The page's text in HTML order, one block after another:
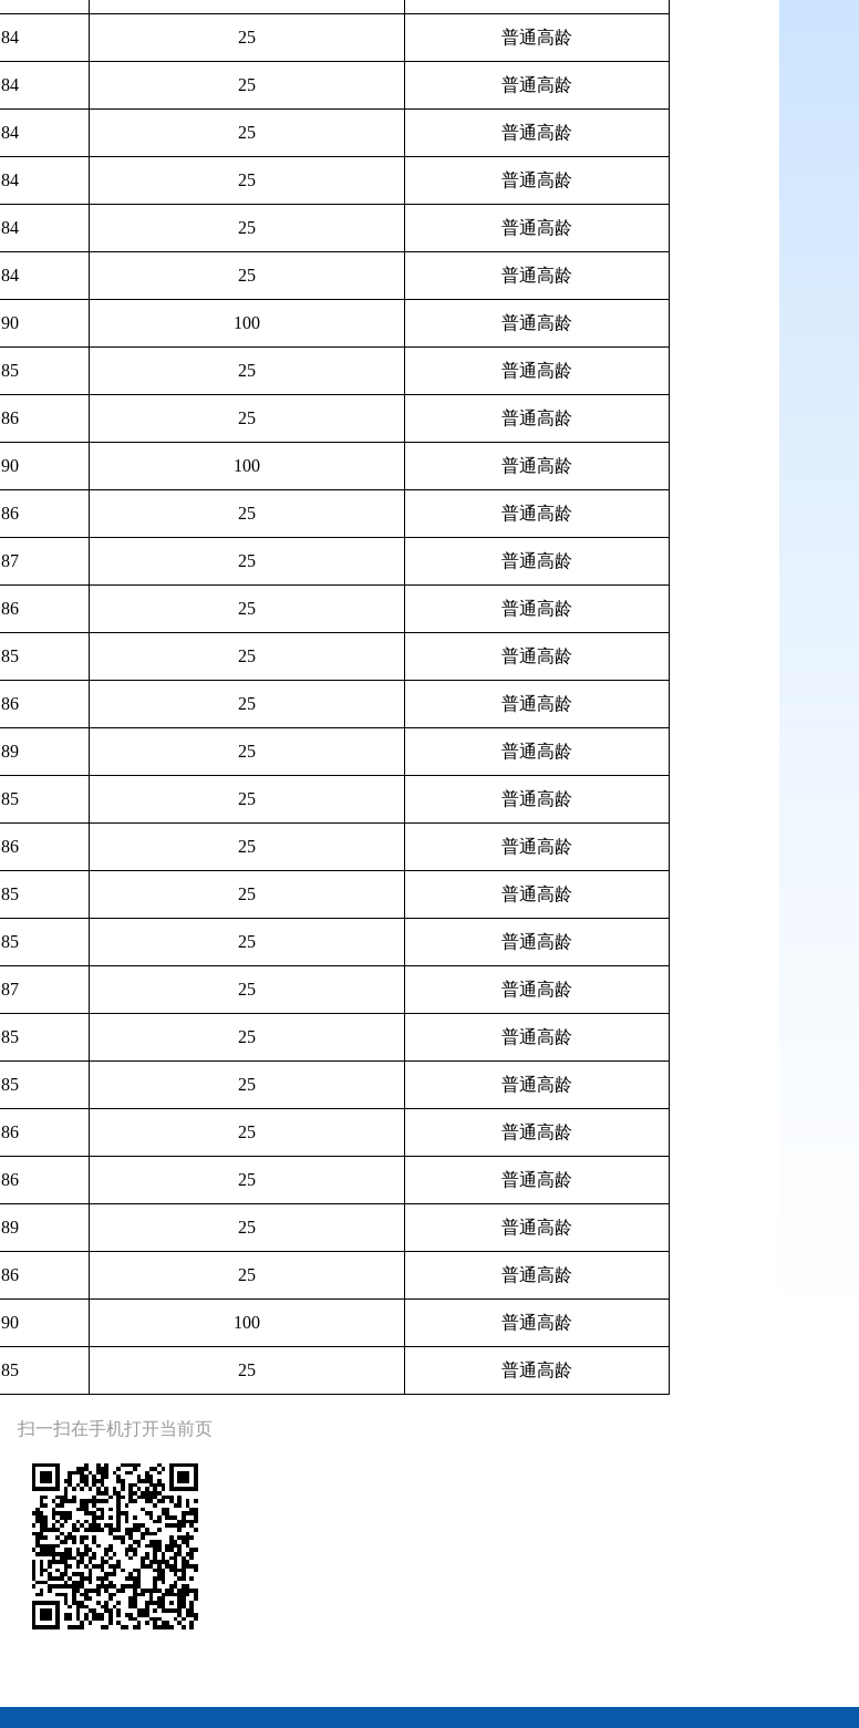
84 25 普通高龄
84 25 普通高龄
84 25 普通高龄
84 25 普通高龄
84 25 普通高龄
84 25 普通高龄
90 100 普通高龄
85 25 普通高龄
86 25 普通高龄
90 100 普通高龄
86 25 普通高龄
87 25 普通高龄
86 25 普通高龄
85 25 普通高龄
86 25 普通高龄
89 25 普通高龄
85 25 普通高龄
86 25 普通高龄
85 25 普通高龄
85 25 普通高龄
87 25 普通高龄
85 25 普通高龄
85 25 普通高龄
86 25 普通高龄
86 25 普通高龄
89 25 普通高龄
86 25 普通高龄
90 100 普通高龄
85 25 普通高龄
扫一扫在手机打开当前页